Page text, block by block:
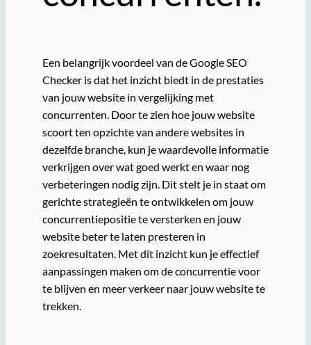
Een belangrijk voordeel van de Google SEO
Checker is dat het inzicht biedt in de prestaties
van jouw website in vergelijking met
concurrenten. Door te zien hoe jouw website
scoort ten opzichte van andere websites in
dezelfde branche, kun je waardevolle informatie
verkrijgen over wat goed werkt en waar nog
verbeteringen nodig zijn. Dit stelt je in staat om
gerichte strategieën te ontwikkelen om jouw
concurrentiepositie te versterken en jouw
website beter te laten presteren in
zoekresultaten. Met dit inzicht kun je effectief
aanpassingen maken om de concurrentie voor
te blijven en meer verkeer naar jouw website te
trekken.